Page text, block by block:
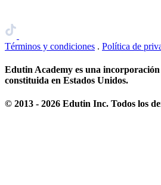
Términos y condiciones . Política de
Edutin Academy es una
constituida en Estados Unidos.
© 2013 - 2026 Edutin Inc. Todos los